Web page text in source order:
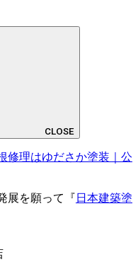
CLOSE
展を願って『 日本建築塗